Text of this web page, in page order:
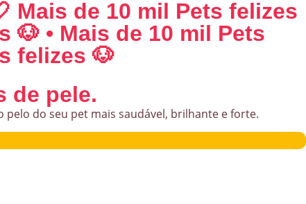
Mais de 10 mil Pets felizes
🐶 • Mais de 10 mil Pets
felizes 🐶
de pele.
do seu pet mais saudável, brilhante e forte.